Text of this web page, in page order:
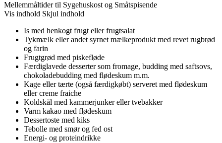
Mellemmåltider til Sygehuskost og Småtspisende
Vis indhold Skjul indhold
Is med henkogt frugt eller frugtsalat
Tykmælk eller andet syrnet mælkeprodukt med revet rugbrød
og farin
Frugtgrød med piskefløde
Færdiglavede desserter som fromage, budding med saftsovs,
chokoladebudding med flødeskum m.m.
Kage eller tærte (også færdigkøbt) serveret med flødeskum
eller creme fraiche
Koldskål med kammerjunker eller tvebakker
Varm kakao med flødeskum
Dessertoste med kiks
Tebolle med smør og fed ost
Energi- og proteindrikke